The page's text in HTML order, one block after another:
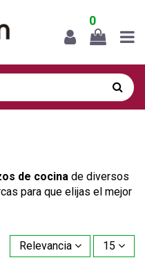
0
de cocina de diversos
para que elijas el mejor
Relevancia 15